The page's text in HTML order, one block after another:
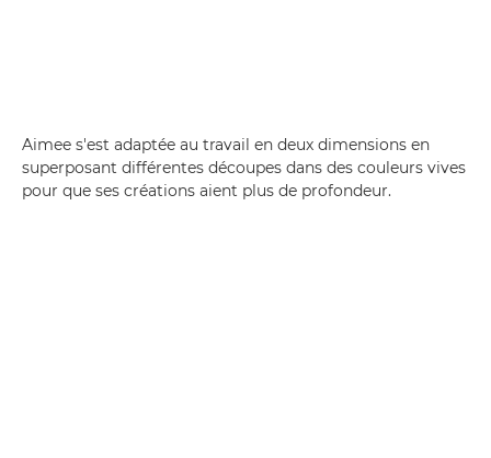
Aimee s'est adaptée au travail en deux dimensions en
superposant différentes découpes dans des couleurs vives
pour que ses créations aient plus de profondeur.